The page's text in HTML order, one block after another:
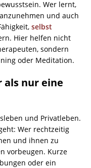
Wer lernt,
und auch
selbst
Hier helfen nicht
sondern
oder Meditation.
als nur eine
und Privatleben.
Wer rechtzeitig
und ihnen zu
vorbeugen. Kurze
oder ein